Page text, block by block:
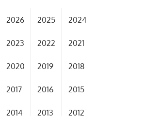
2026 2025 2024
2023 2022 2021
2020 2019 2018
2017 2016 2015
2014 2013 2012